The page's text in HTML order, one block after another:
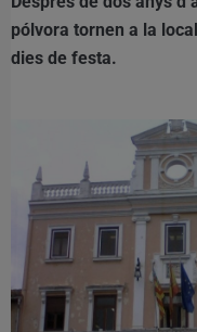
pólvora tornen a la
dies de festa.